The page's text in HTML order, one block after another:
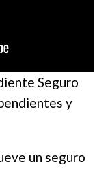
Seguro
y
un seguro